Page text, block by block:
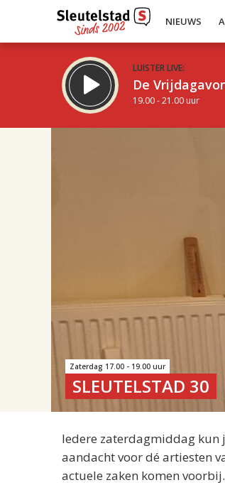
NIEUWS
LUISTER LIVE:
De
19.00 - 21.00 uur
Zaterdag 17.00 - 19.00 uur
SLEUTELSTAD 30
Iedere zaterdagmiddag kun
aandacht voor dé artiesten
actuele zaken komen